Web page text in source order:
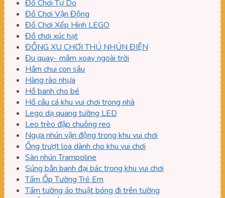
Đồ Chơi Tự Do
Đồ Chơi Vận Động
Đồ Chơi Xếp Hình LEGO
Đồ chơi xúc hạt
ĐỒNG XU CHƠI THÚ NHÚN ĐIỆN
Đu quay- mâm xoay ngoài trời
Hầm chui con sâu
Hàng rào nhựa
Hồ banh cho bé
Hồ câu cá khu vui chơi trong nhà
Lego dạ quang tường LED
Leo trèo đập chuông reo
Ngựa nhún vận động trong khu vui chơi
Ống trượt loa dành cho khu vui chơi
Sàn nhún Trampoline
Súng bắn banh đại bác trong khu vui chơi
Tấm Ốp Tường Trẻ Em
Tấm tường ảo thuật bóng đi trên tường